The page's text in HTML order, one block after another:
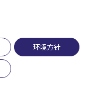
环境方针